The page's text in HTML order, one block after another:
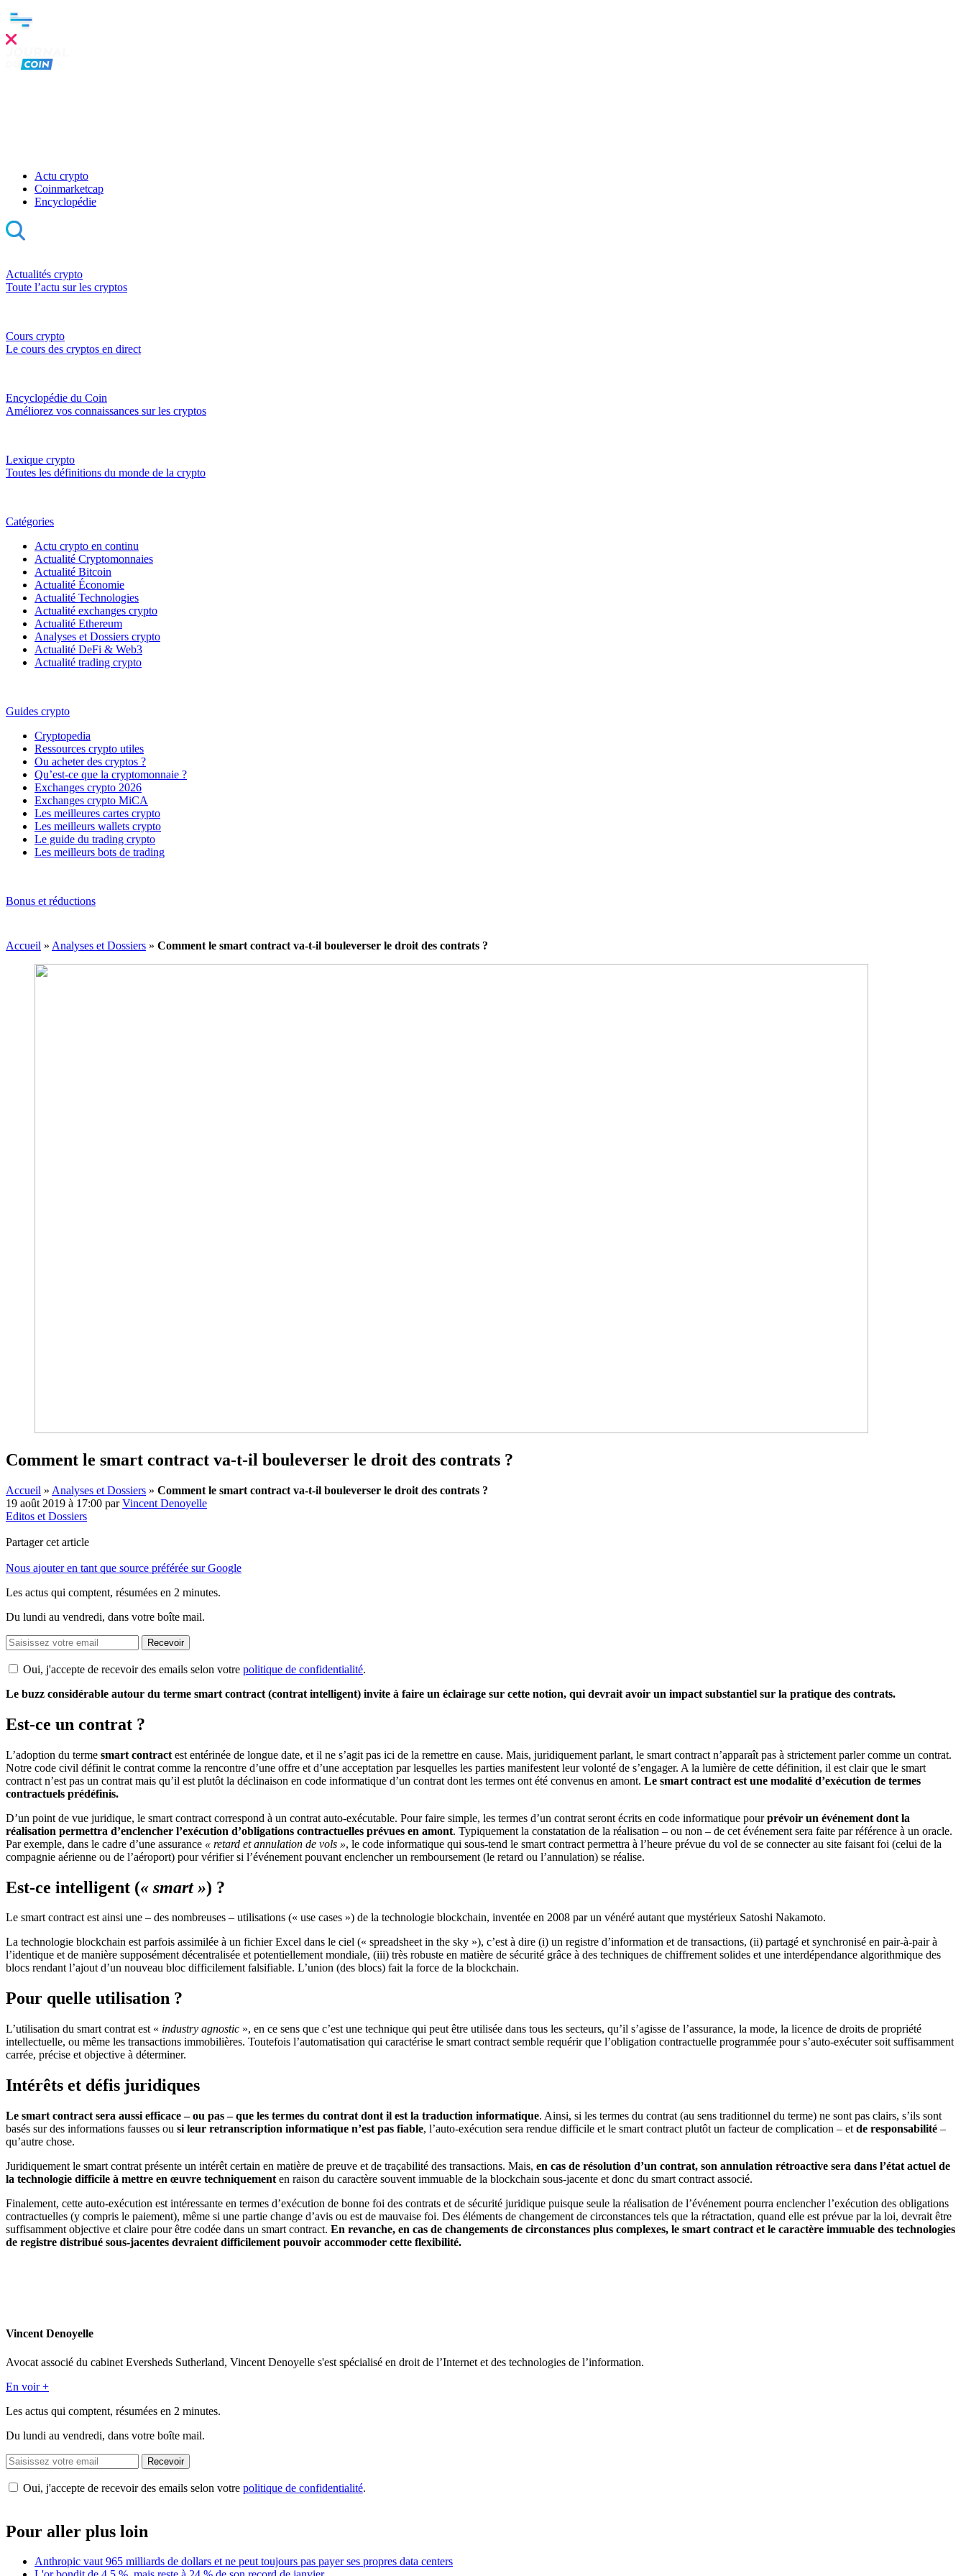
Actu crypto
Coinmarketcap
Encyclopédie
Actualités crypto
Toute l’actu sur les cryptos
Cours crypto
Le cours des cryptos en direct
Encyclopédie du Coin
Améliorez vos connaissances sur les cryptos
Lexique crypto
Toutes les définitions du monde de la crypto
Catégories
Actu crypto en continu
Actualité Cryptomonnaies
Actualité Bitcoin
Actualité Économie
Actualité Technologies
Actualité exchanges crypto
Actualité Ethereum
Analyses et Dossiers crypto
Actualité DeFi & Web3
Actualité trading crypto
Guides crypto
Cryptopedia
Ressources crypto utiles
Ou acheter des cryptos ?
Qu’est-ce que la cryptomonnaie ?
Exchanges crypto 2026
Exchanges crypto MiCA
Les meilleures cartes crypto
Les meilleurs wallets crypto
Le guide du trading crypto
Les meilleurs bots de trading
Bonus et réductions
Accueil » Analyses et Dossiers » Comment le smart contract va-t-il bouleverser le droit des contrats ?
Comment le smart contract va-t-il bouleverser le droit des contrats ?
Accueil » Analyses et Dossiers » Comment le smart contract va-t-il bouleverser le droit des contrats ?
19 août 2019 à 17:00 parVincent Denoyelle
Editos et Dossiers
Partager cet article
Nous ajouter en tant que source préférée sur Google
Les actus qui comptent, résumées en 2 minutes.
Du lundi au vendredi, dans votre boîte mail.
Recevoir
Oui, j'accepte de recevoir des emails selon votre politique de confidentialité.
Le buzz considérable autour du terme smart contract (contrat intelligent) invite à faire un éclairage sur cette notion, qui devrait avoir un impact substantiel sur la pratique des contrats.
Est-ce un contrat ?
L’adoption du terme smart contract est entérinée de longue date, et il ne s’agit pas ici de la remettre en cause. Mais, juridiquement parlant, le smart contract n’apparaît pas à strictement parlercomme un contrat.
Notre code civil définit le contrat comme la rencontre d’une offre et d’une acceptation par lesquelles les parties manifestent leur volonté de s’engager. A la lumière de cette définition, il est clair que le smart
contract n’est pas un contrat mais qu’il est plutôt la déclinaison en code informatique d’un contrat dont les termes ont été convenus en amont. Le smart contract est une modalité d’exécution de termes
contractuels prédéfinis.
D’un point de vue juridique, le smart contract correspond à un contrat auto-exécutable. Pour faire simple, les termes d’un contrat seront écrits en code informatique pourprévoir un événement dont la
réalisation permettra d’enclencher l’exécution d’obligations contractuelles prévues en amont. Typiquement la constatation de la réalisation – ou non – de cet événement sera faite par référence à un oracle.
Par exemple, dans le cadre d’une assurance « retard et annulation de vols », le code informatique qui sous-tend le smart contract permettra à l’heure prévue du vol de se connecter au site faisant foi (celui de la
compagnie aérienne ou de l’aéroport) pour vérifier si l’événement pouvant enclencher un remboursement (le retard ou l’annulation) se réalise.
Est-ce intelligent (« smart») ?
Le smartcontractest ainsi une – des nombreuses – utilisations (« use cases ») de la technologie blockchain, inventée en 2008 par un vénéré autant que mystérieux Satoshi Nakamoto.
La technologie blockchain est parfois assimilée à un fichier Excel dans le ciel (« spreadsheetin the sky »), c’est à dire (i) un registre d’information et de transactions, (ii) partagé et synchronisé en pair-à-pairà
l’identique et de manière supposément décentralisée etpotentiellement mondiale, (iii) très robuste en matière de sécurité grâce à des techniques de chiffrement solides et une interdépendance algorithmique des
blocs rendant l’ajout d’un nouveau bloc difficilement falsifiable. L’union (des blocs) fait la force de la blockchain.
Pour quelle utilisation ?
L’utilisation du smart contrat est « industry agnostic », en ce sens que c’est une technique qui peut être utilisée dans tous les secteurs, qu’il s’agisse de l’assurance, la mode, la licence de droits de propriété
intellectuelle, ou même les transactions immobilières. Toutefois l’automatisation qui caractérise le smart contract semble requérir que l’obligation contractuelle programmée pour s’auto-exécuter soit suffisamment
carrée, précise et objective à déterminer.
Intérêts et défis juridiques
Le smart contract sera aussi efficace – ou pas – que les termes du contrat dont il est la traduction informatique. Ainsi, si les termes du contrat (au sens traditionnel du terme) ne sont pas clairs, s’ils sont
basés sur des informations fausses ou si leur retranscription informatique n’est pas fiable, l’auto-exécution sera rendue difficile et le smart contract plutôt un facteur de complication – et de responsabilité –
qu’autre chose.
Juridiquement le smart contrat présente un intérêt certain en matière de preuve et de traçabilité des transactions. Mais, en cas de résolution d’un contrat, son annulation rétroactive sera dans l’état actuel de
la technologie difficile à mettre en œuvre techniquement en raison du caractère souvent immuable de la blockchain sous-jacente et donc du smart contract associé.
Finalement, cette auto-exécution est intéressante en termes d’exécution de bonne foi des contrats et de sécurité juridique puisque seule la réalisation de l’événement pourra enclencher l’exécution des obligations
contractuelles (y compris le paiement), même si une partie change d’avis ou est de mauvaise foi. Des éléments de changement de circonstances tels que la rétractation, quand elle est prévue par la loi, devrait être
suffisamment objective et claire pour être codée dans un smart contract. En revanche, en cas de changements de circonstances plus complexes, le smart contract et le caractère immuable des technologies
de registre distribué sous-jacentes devraient difficilement pouvoir accommoder cette flexibilité.
Vincent Denoyelle
Avocat associé du cabinet Eversheds Sutherland, Vincent Denoyelle s'est spécialisé en droit de l’Internet et des technologies de l’information.
En voir +
Les actus qui comptent, résumées en 2 minutes.
Du lundi au vendredi, dans votre boîte mail.
Recevoir
Oui, j'accepte de recevoir des emails selon votre politique de confidentialité.
Pour aller plus loin
Anthropic vaut 965 milliards de dollars et ne peut toujours pas payer ses propres data centers